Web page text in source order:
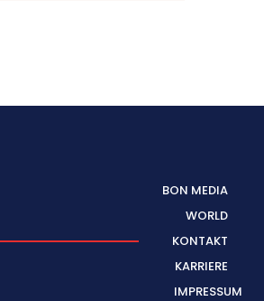
BON MEDIA
WORLD
KONTAKT
KARRIERE
IMPRESSUM